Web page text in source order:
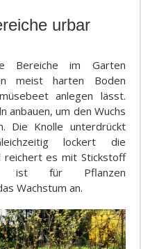
urbar
Bereiche im Garten
meist harten Boden
anlegen lässt.
anbauen, um den Wuchs
Die Knolle unterdrückt
lockert die
reichert es mit Stickstoff
ist für Pflanzen
Wachstum an.